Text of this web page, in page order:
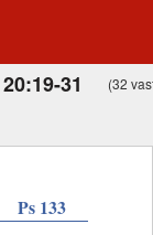
31 (32
Ps 133